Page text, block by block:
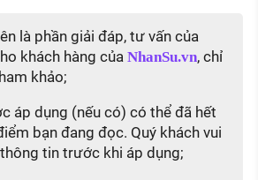
là phần giải đáp, tư vấn của
khách hàng của NhanSu.vn, chỉ
khảo;
áp dụng (nếu có) có thể đã hết
bạn đang đọc. Quý khách vui
tin trước khi áp dụng;